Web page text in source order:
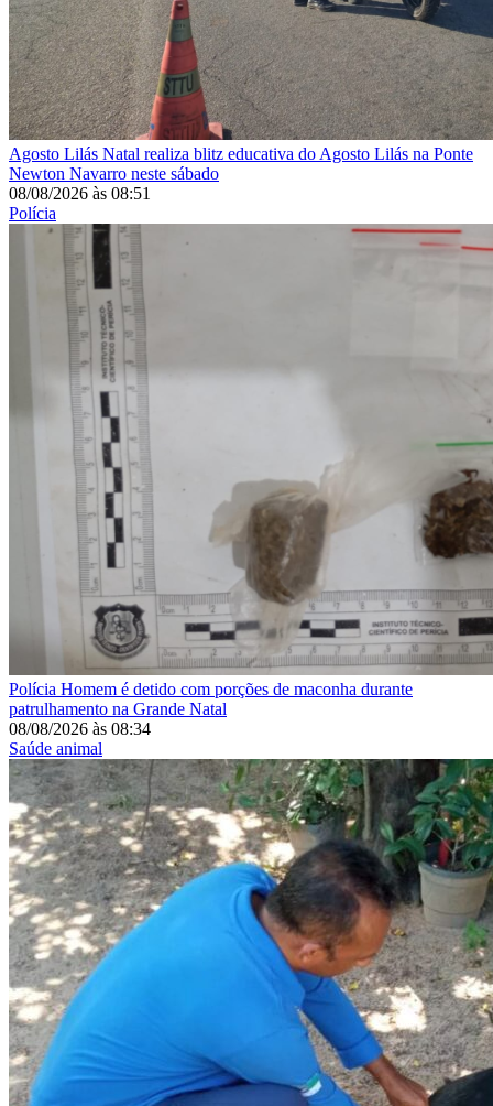
Agosto Lilás Natal realiza blitz educativa do Agosto Lilás na Ponte
Newton Navarro neste sábado
08/08/2026 às 08:51
Polícia
Polícia Homem é detido com porções de maconha durante
patrulhamento na Grande Natal
08/08/2026 às 08:34
Saúde animal